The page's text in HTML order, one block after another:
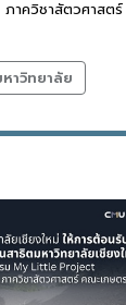
ควิชาสัตวศาสต
าวิทยาลัย